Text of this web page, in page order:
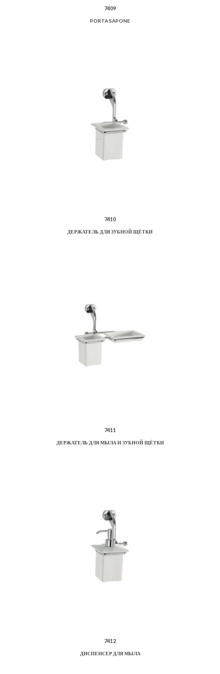
7409
PORTA SAPONE
7410
ДЕРЖАТЕЛЬ ДЛЯ ЗУБНОЙ ЩЁТКИ
7411
ДЕРЖАТЕЛЬ ДЛЯ МЫЛА И ЗУБНОЙ ЩЁТКИ
7412
ДИСПЕНСЕР ДЛЯ МЫЛА